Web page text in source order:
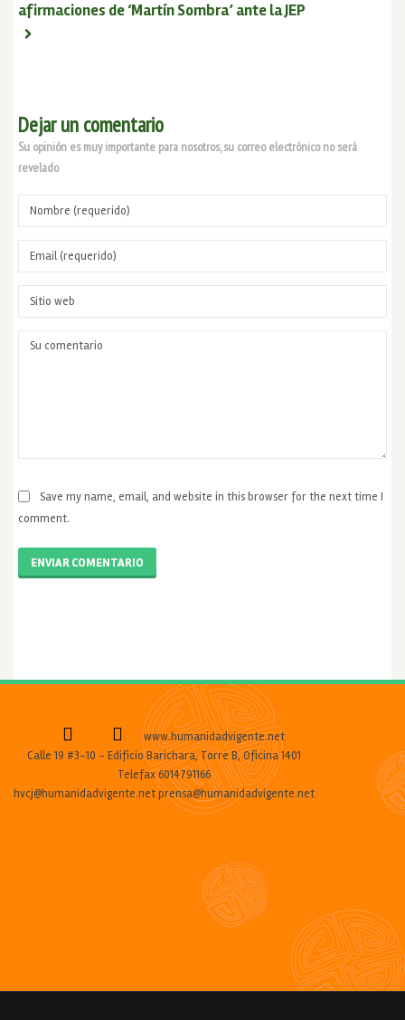
afirmaciones de ‘Martín Sombra’ ante la JEP
Dejar un comentario
Su opinión es muy importante para nosotros, su correo electrónico no será
revelado
Save my name, email, and website in this browser for the next time I
comment.
ENVIAR COMENTARIO
www.humanidadvigente.net
Calle 19 #3-10 - Edificio Barichara, Torre B, Oficina 1401
Telefax 6014791166
hvcj@humanidadvigente.net prensa@humanidadvigente.net